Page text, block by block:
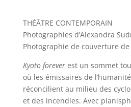
THÉÂTRE CONTEMPORAIN
Photographies d’Alexandra
Photographie de couverture
Kyoto foreverest un sommet
où les émissaires de
réconcilient au milieu des
et des incendies. Avec